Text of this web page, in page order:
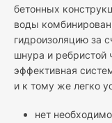
бетонных
воды
гидроизоляцию за
шнура и ребристой
эффективная
и к тому же легко
нет